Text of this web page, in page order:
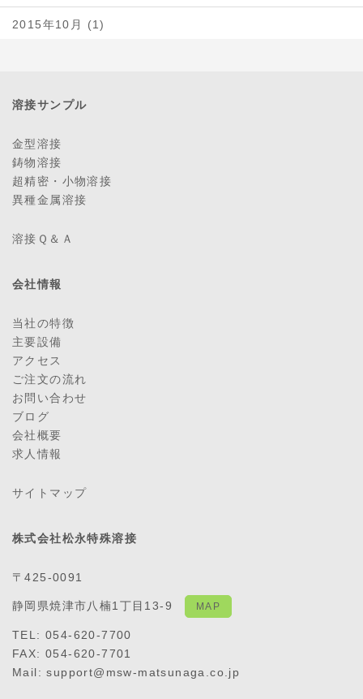
2015年10月 (1)
溶接サンプル
金型溶接
鋳物溶接
超精密・小物溶接
異種金属溶接
溶接Ｑ＆Ａ
会社情報
当社の特徴
主要設備
アクセス
ご注文の流れ
お問い合わせ
ブログ
会社概要
求人情報
サイトマップ
株式会社松永特殊溶接
〒425-0091
静岡県焼津市八楠1丁目13-9 MAP
TEL: 054-620-7700
FAX: 054-620-7701
Mail: support@msw-matsunaga.co.jp